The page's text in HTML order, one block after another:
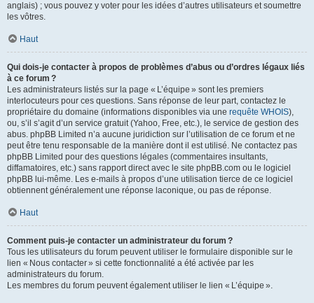
anglais) ; vous pouvez y voter pour les idées d’autres utilisateurs et soumettre
les vôtres.
Haut
Qui dois-je contacter à propos de problèmes d’abus ou d’ordres légaux liés
à ce forum ?
Les administrateurs listés sur la page « L’équipe » sont les premiers
interlocuteurs pour ces questions. Sans réponse de leur part, contactez le
propriétaire du domaine (informations disponibles via une requête WHOIS),
ou, s’il s’agit d’un service gratuit (Yahoo, Free, etc.), le service de gestion des
abus. phpBB Limited n’a aucune juridiction sur l’utilisation de ce forum et ne
peut être tenu responsable de la manière dont il est utilisé. Ne contactez pas
phpBB Limited pour des questions légales (commentaires insultants,
diffamatoires, etc.) sans rapport direct avec le site phpBB.com ou le logiciel
phpBB lui-même. Les e-mails à propos d’une utilisation tierce de ce logiciel
obtiennent généralement une réponse laconique, ou pas de réponse.
Haut
Comment puis-je contacter un administrateur du forum ?
Tous les utilisateurs du forum peuvent utiliser le formulaire disponible sur le
lien « Nous contacter » si cette fonctionnalité a été activée par les
administrateurs du forum.
Les membres du forum peuvent également utiliser le lien « L’équipe ».